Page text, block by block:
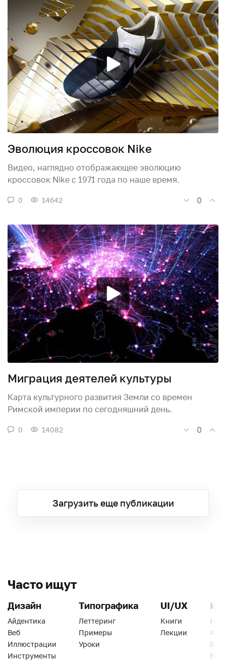
Эволюция кроссовок Nike
Видео, наглядно отображающее эволюцию
кроссовок Nike с 1971 года по наше время.
0 14642 0
Миграция деятелей культуры
Карта культурного развития Земли со времен
Римской империи по сегодняшний день.
0 14082 0
Загрузить еще публикации
Часто ищут
Дизайн
Айдентика
Веб
Иллюстрации
Инструменты
Типографика
Леттеринг
Примеры
Уроки
UI/UX
Книги
Лекции
Веб